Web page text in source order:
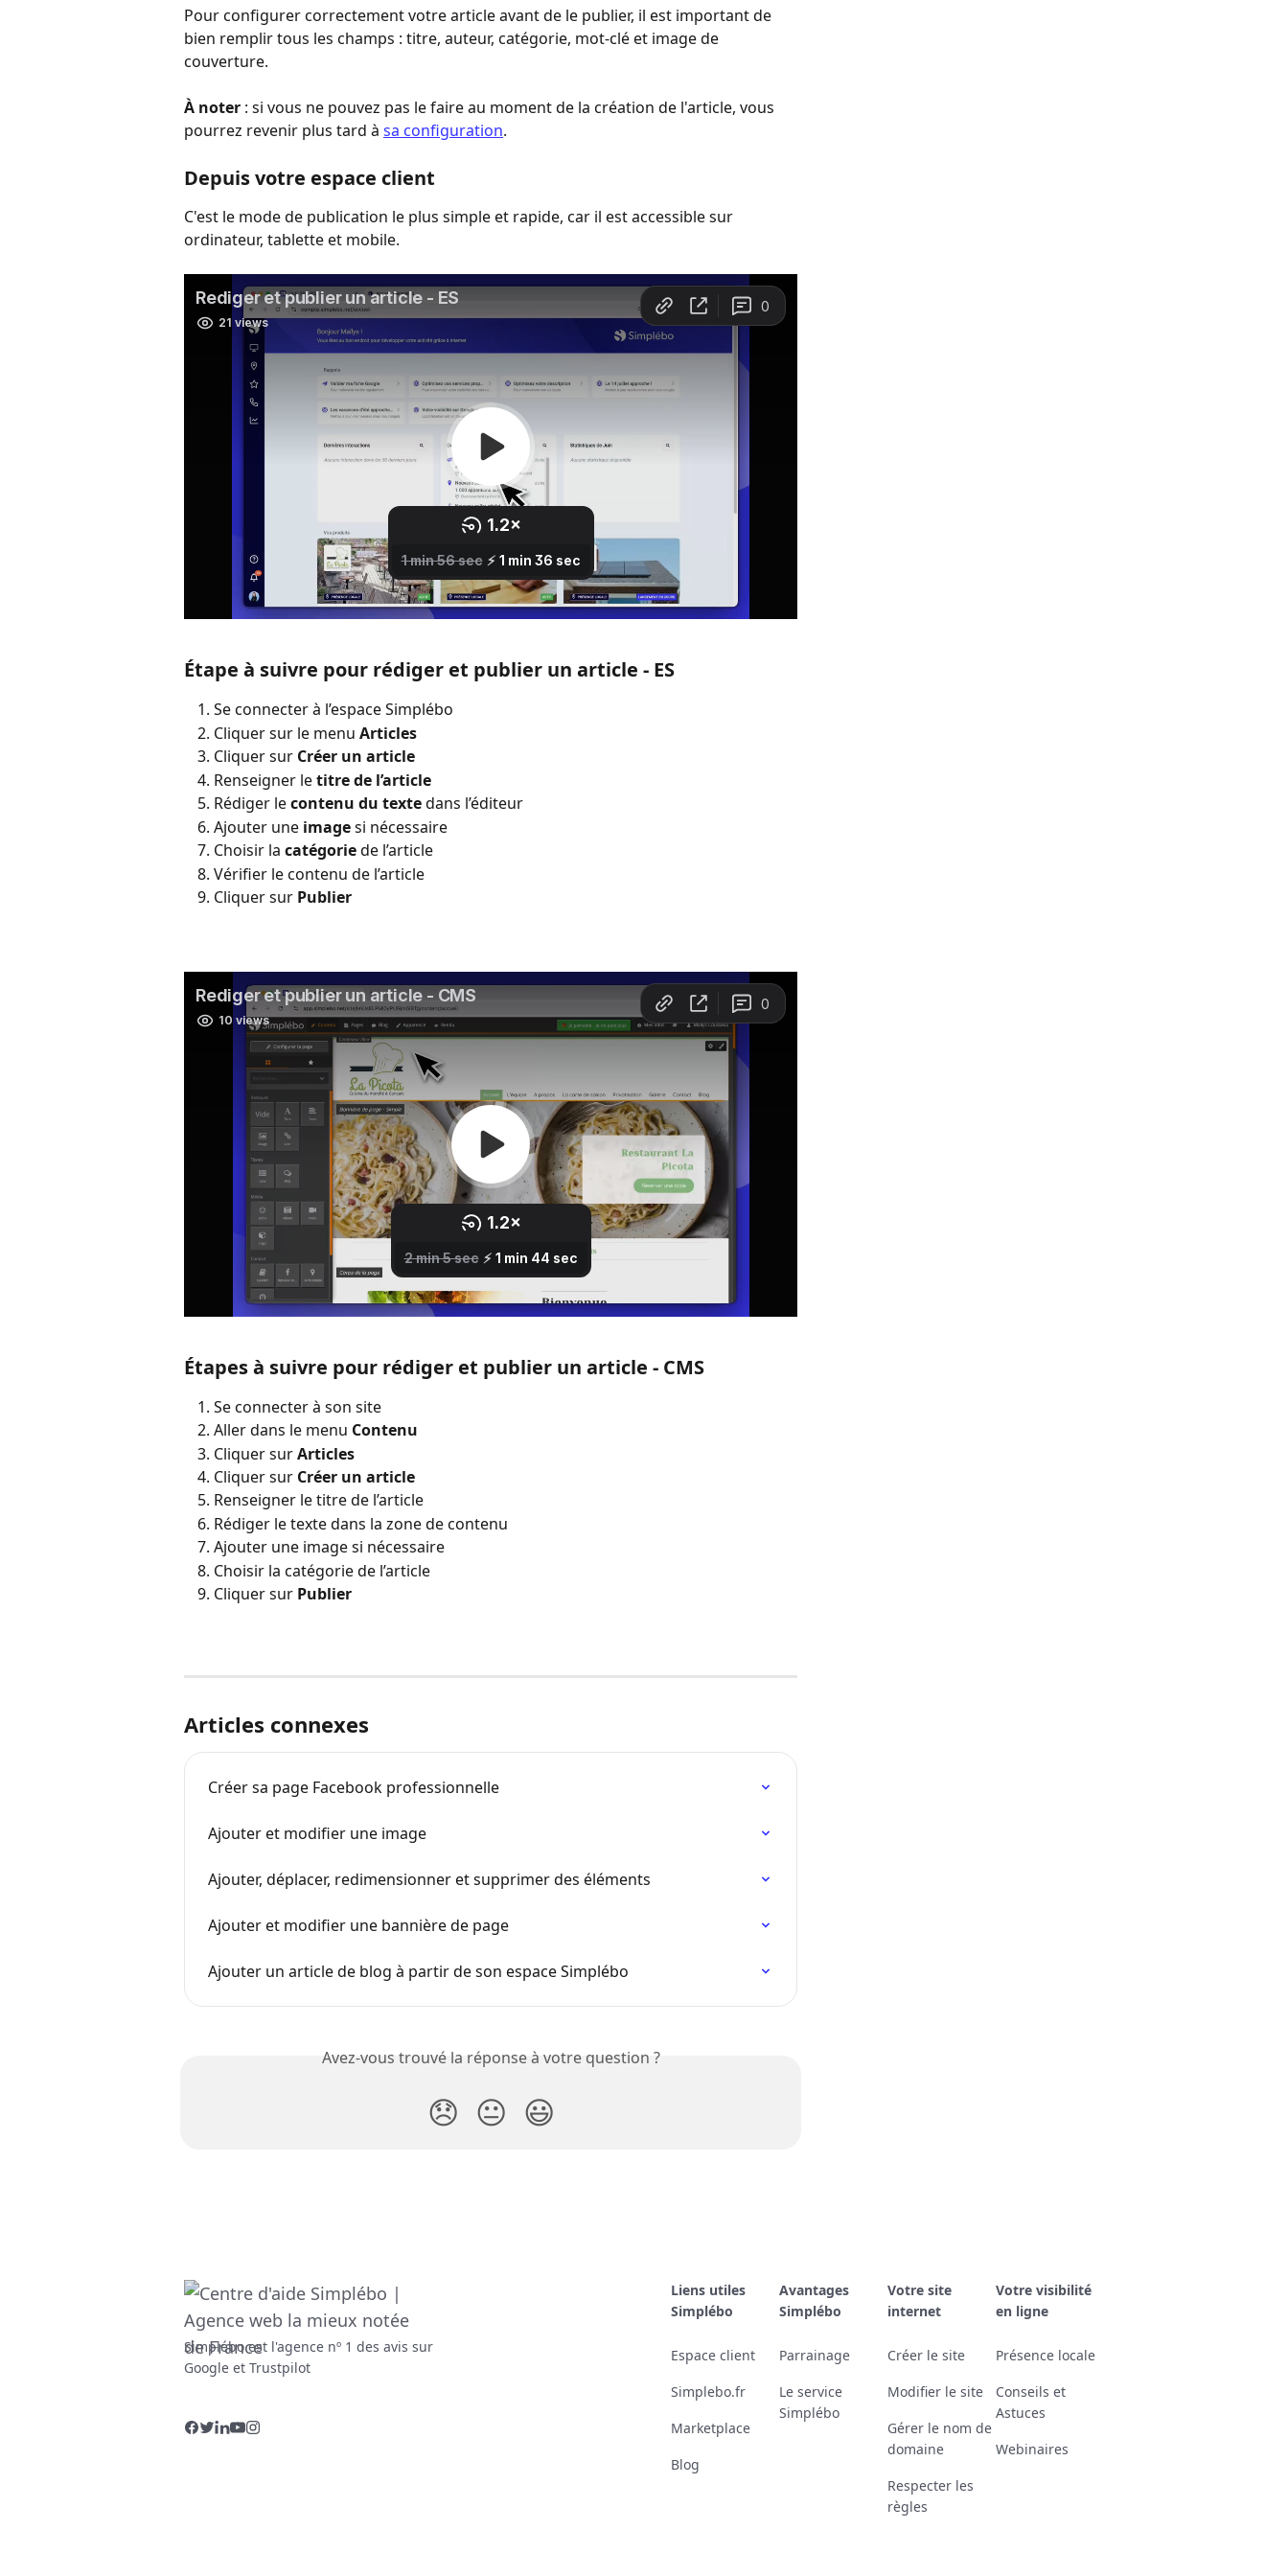
Pour configurer correctement votre article avant de le publier, il est important de
bien remplir tous les champs : titre, auteur, catégorie, mot-clé et image de
couverture.
À noter : si vous ne pouvez pas le faire au moment de la création de l'article, vous
pourrez revenir plus tard à sa configuration.
Depuis votre espace client
C'est le mode de publication le plus simple et rapide, car il est accessible sur
ordinateur, tablette et mobile.
Étape à suivre pour rédiger et publier un article - ES
Se connecter à l’espace Simplébo
Cliquer sur le menu Articles
Cliquer sur Créer un article
Renseigner le titre de l’article
Rédiger le contenu du texte dans l’éditeur
Ajouter une image si nécessaire
Choisir la catégorie de l’article
Vérifier le contenu de l’article
Cliquer sur Publier
Étapes à suivre pour rédiger et publier un article - CMS
Se connecter à son site
Aller dans le menu Contenu
Cliquer sur Articles
Cliquer sur Créer un article
Renseigner le titre de l’article
Rédiger le texte dans la zone de contenu
Ajouter une image si nécessaire
Choisir la catégorie de l’article
Cliquer sur Publier
Articles connexes
Créer sa page Facebook professionnelle
Ajouter et modifier une image
Ajouter, déplacer, redimensionner et supprimer des éléments
Ajouter et modifier une bannière de page
Ajouter un article de blog à partir de son espace Simplébo
Avez-vous trouvé la réponse à votre question ?
😞 😐 😃
Simplébo est l'agence nº 1 des avis sur
Google et Trustpilot
Liens utiles
Simplébo
Espace client
Simplebo.fr
Marketplace
Blog
Avantages
Simplébo
Parrainage
Le service
Simplébo
Votre site
internet
Créer le site
Modifier le site
Gérer le nom de
domaine
Respecter les
règles
Votre visibilité
en ligne
Présence locale
Conseils et
Astuces
Webinaires